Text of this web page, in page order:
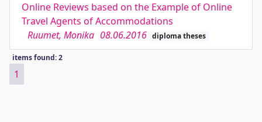
Online Reviews based on the Example of Online
Travel Agents of Accommodations
Ruumet, Monika 08.06.2016 diploma theses
items found: 2
1